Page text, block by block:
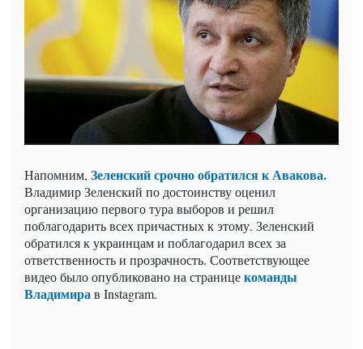
Напомним, Зеленский срочно обратился к Авакова.
Владимир Зеленский по достоинству оценил
организацию первого тура выборов и решил
поблагодарить всех причастных к этому. Зеленский
обратился к украинцам и поблагодарил всех за
ответственность и прозрачность. Соответствующее
видео было опубликовано на страницекоманды
Владимирав Instagram.